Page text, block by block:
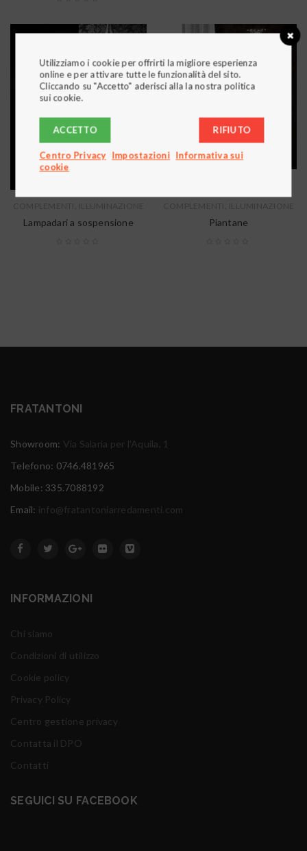
Lampadari a sospensione Piantane
FRATANTONI
Showroom: Via Salaria per l'Aquila, 1
Telefono: 0746.481965
Mobile: 335.7088192
Email: info@fratantoniarredamenti.com
INFORMAZIONI
Chi siamo
Condizioni di utilizzo
Cookie policy
Privacy Policy
Centro gestione privacy
Contatta il DPO
Contatti
SEGUICI SU FACEBOOK
Utilizziamo i cookie per offrirti la migliore esperienza
online e per attivare tutte le funzionalità del sito.
Cliccando su "Accetto" aderisci alla la nostra politica
sui cookie.
ACCETTO RIFIUTO
Centro Privacy Impostazioni Informativa sui
cookie